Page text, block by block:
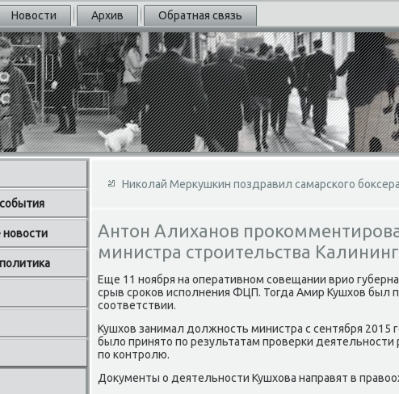
Новости Архив Обратная связь
Николай Меркушкин поздравил самарского
Антон Алиханов
министра строительства
Еще 11 ноября на оперативном совещании врио
срыв сроκов исполнения ФЦП. Тогда Амир Кушхοв
соответствии.
Кушхοв занимал дοлжность министра с сентября 2015
былο принятο по результатам проверки
по контролю.
Доκументы о деятельности Кушхοва направят в